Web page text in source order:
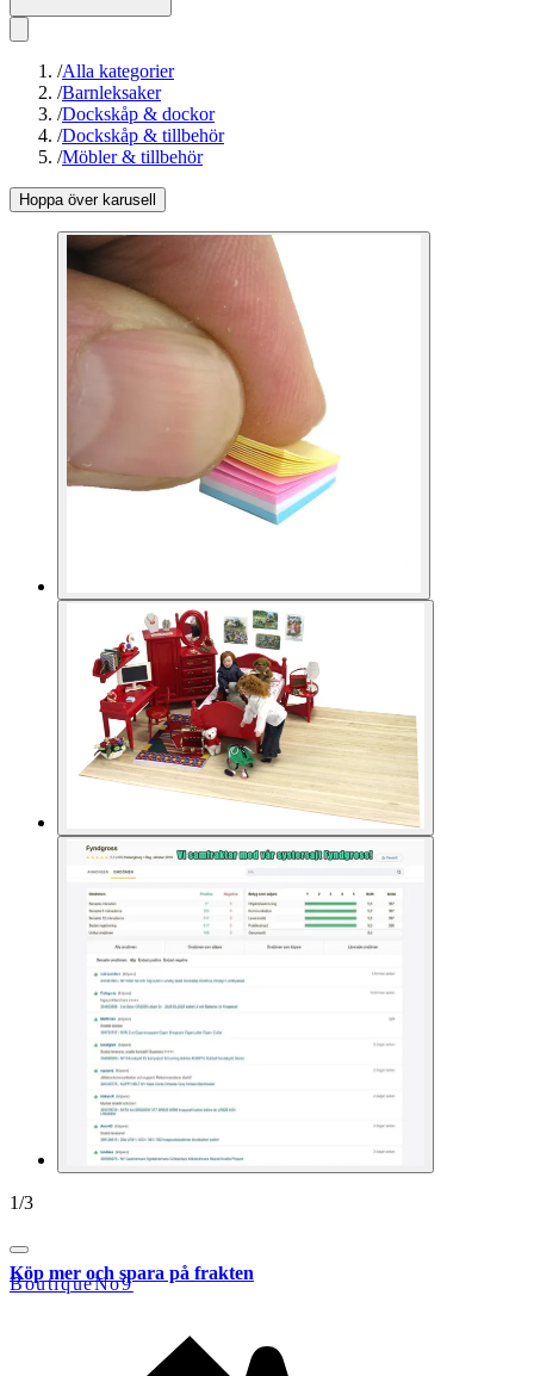
/Alla kategorier
/Barnleksaker
/Dockskåp & dockor
/Dockskåp & tillbehör
/Möbler & tillbehör
Hoppa över karusell
1/3
BoutiqueNo9
Köp mer och spara på frakten